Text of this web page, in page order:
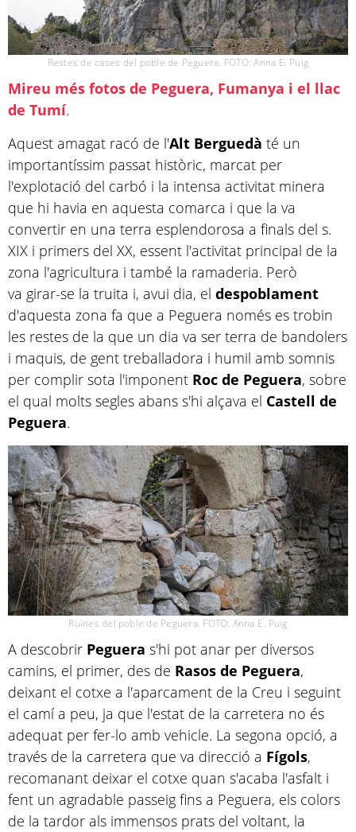
Restes de cases del poble de Peguera. FOTO: Anna E. Puig
Mireu més fotos de Peguera, Fumanya i el llac
de Tumí.
Aquest amagat racó de l'Alt Berguedà té un
importantíssim passat històric, marcat per
l'explotació del carbó i la intensa activitat minera
que hi havia en aquesta comarca i que la va
convertir en una terra esplendorosa a finals del s.
XIX i primers del XX, essent l'activitat principal de la
zona l'agricultura i també la ramaderia. Però
va girar-se la truita i, avui dia, el despoblament
d'aquesta zona fa que a Peguera només es trobin
les restes de la que un dia va ser terra de bandolers
i maquis, de gent treballadora i humil amb somnis
per complir sota l'imponent Roc de Peguera, sobre
el qual molts segles abans s'hi alçava el Castell de
Peguera.
Ruïnes del poble de Peguera. FOTO: Anna E. Puig
A descobrir Peguera s'hi pot anar per diversos
camins, el primer, des de Rasos de Peguera,
deixant el cotxe a l'aparcament de la Creu i seguint
el camí a peu, ja que l'estat de la carretera no és
adequat per fer-lo amb vehicle. La segona opció, a
través de la carretera que va direcció a Fígols,
recomanant deixar el cotxe quan s'acaba l'asfalt i
fent un agradable passeig fins a Peguera, els colors
de la tardor als immensos prats del voltant, la